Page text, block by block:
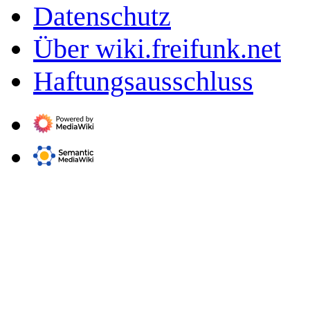
Datenschutz
Über wiki.freifunk.net
Haftungsausschluss